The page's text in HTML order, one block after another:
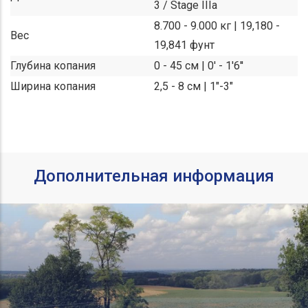
3 / Stage IIIa
Вес
8.700 - 9.000 кг | 19,180 -
19,841 фунт
Глубина копания
0 - 45 см | 0' - 1'6''
Ширина копания
2,5 - 8 см | 1"-3"
Дополнительная информация